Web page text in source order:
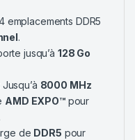
emplacements DDR5
.
jusqu’à 128 Go
Jusqu’à 8000 MHz
AMD EXPO™pour
de DDR5 pour